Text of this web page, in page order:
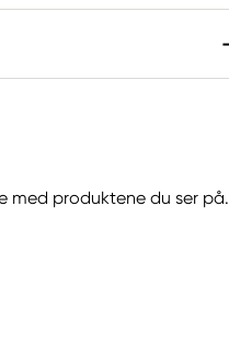
med produktene du ser på.